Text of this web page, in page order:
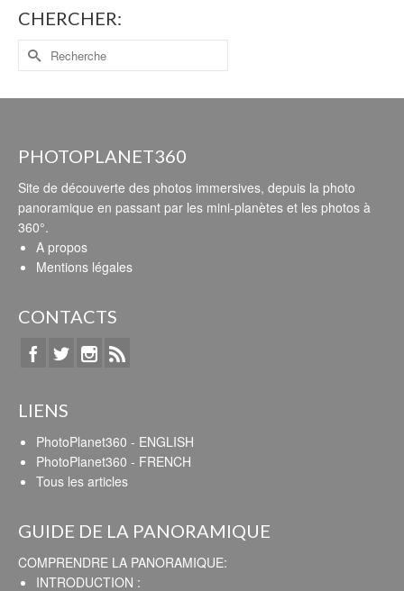
CHERCHER:
PHOTOPLANET360
Site de découverte des photos immersives, depuis la photo
panoramique en passant par les mini-planètes et les photos à
360°.
A propos
Mentions légales
CONTACTS
LIENS
PhotoPlanet360 - ENGLISH
PhotoPlanet360 - FRENCH
Tous les articles
GUIDE DE LA PANORAMIQUE
COMPRENDRE LA PANORAMIQUE:
INTRODUCTION :